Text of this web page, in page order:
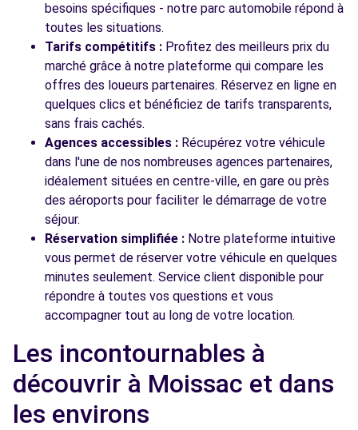
besoins spécifiques - notre parc automobile répond à
toutes les situations.
Tarifs compétitifs : Profitez des meilleurs prix du
marché grâce à notre plateforme qui compare les
offres des loueurs partenaires. Réservez en ligne en
quelques clics et bénéficiez de tarifs transparents,
sans frais cachés.
Agences accessibles : Récupérez votre véhicule
dans l'une de nos nombreuses agences partenaires,
idéalement situées en centre-ville, en gare ou près
des aéroports pour faciliter le démarrage de votre
séjour.
Réservation simplifiée : Notre plateforme intuitive
vous permet de réserver votre véhicule en quelques
minutes seulement. Service client disponible pour
répondre à toutes vos questions et vous
accompagner tout au long de votre location.
Les incontournables à
découvrir à Moissac et dans
les environs